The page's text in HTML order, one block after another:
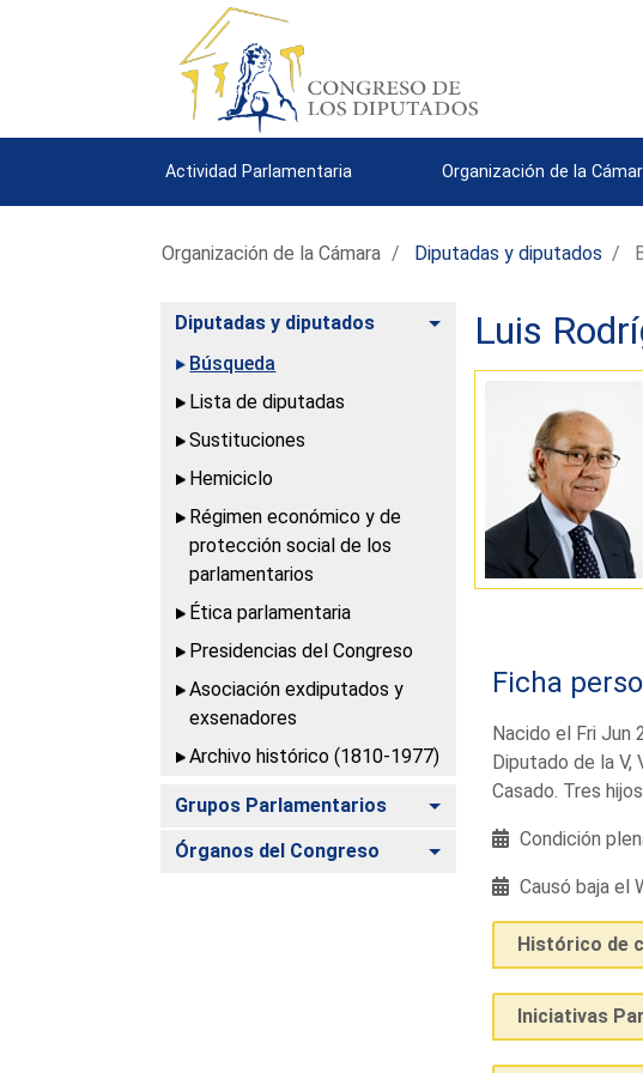
Actividad Parlamentaria Organización de la
Organización de la Cámara Diputadas y diputados
Diputadas y diputados
Alternar
Búsqueda
Lista de diputadas
Sustituciones
Hemiciclo
Régimen económico y de
protección social de los
parlamentarios
Ética parlamentaria
Presidencias del Congreso
Asociación exdiputados y
exsenadores
Archivo histórico (1810-1977)
Grupos Parlamentarios Alternar
Órganos del Congreso Alternar
Luis
Ficha
Nacido el Fri Jun
Diputado de la V,
Casado. Tres
Condición
Causó baja el
Histórico de
Iniciativas